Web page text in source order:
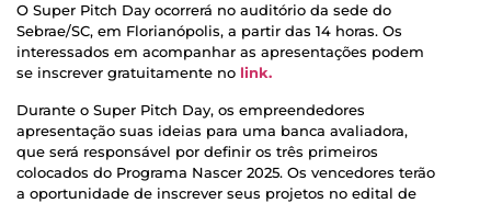
O Super Pitch Day ocorrerá no auditório da sede do
Sebrae/SC, em Florianópolis, a partir das 14 horas. Os
interessados em acompanhar as apresentações podem
se inscrever gratuitamente no link.
Durante o Super Pitch Day, os empreendedores
apresentação suas ideias para uma banca avaliadora,
que será responsável por definir os três primeiros
colocados do Programa Nascer 2025. Os vencedores terão
a oportunidade de inscrever seus projetos no edital de